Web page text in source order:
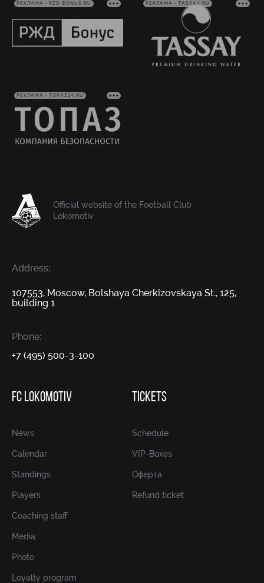
РЕКЛАМА • RZD-BONUS.RU РЕКЛАМА • TASSAY.RU
РЕКЛАМА • TOPAZ24.RU
Official website of the Football Club
Lokomotiv
Address:
107553, Moscow, Bolshaya Cherkizovskaya St., 125,
building 1
Phone:
+7 (495) 500-3-100
FC LOKOMOTIV
News
Calendar
Standings
Players
Coaching staff
Media
Photo
Loyalty program
TICKETS
Schedule
VIP-Boxes
Оферта
Refund ticket